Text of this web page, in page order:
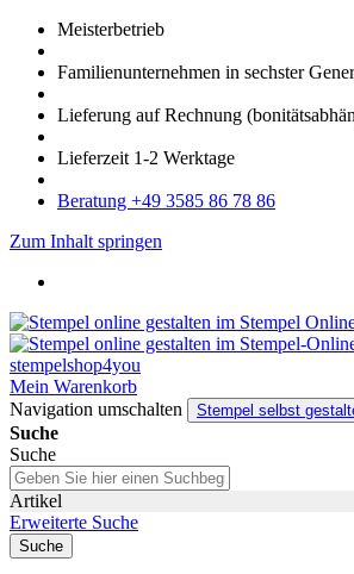
Meister­betrieb
Familien­unter­nehmen in sechster
Lieferung auf Rech­nung
Liefer­zeit 1-2 Werk­tage
Bera­tung +49 3585 86 78 86
Zum Inhalt springen
Mein Warenkorb
Navigation umschalten
Stempel selbst
Suche
Suche
Artikel
Erweiterte Suche
Suche